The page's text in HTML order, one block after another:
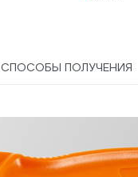
СПОСОБЫ ПОЛУЧЕНИЯ